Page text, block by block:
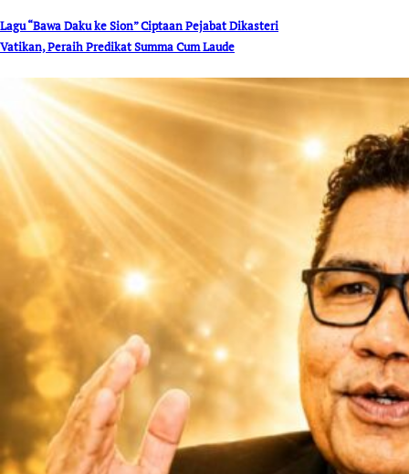
Lagu “Bawa Daku ke Sion” Ciptaan Pejabat Dikasteri
Vatikan, Peraih Predikat Summa Cum Laude